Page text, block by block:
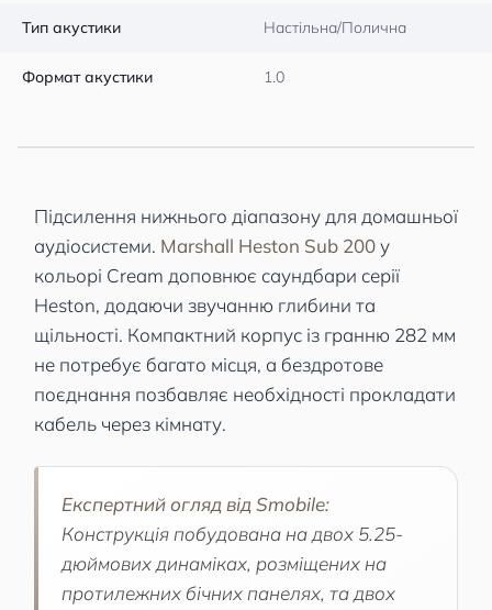
Тип акустики Настільна/Полична
Формат акустики 1.0
Підсилення нижнього діапазону для домашньої
аудіосистеми. Marshall Heston Sub 200у
кольорі Cream доповнює саундбари серії
Heston, додаючи звучанню глибини та
щільності. Компактний корпус із гранню 282 мм
не потребує багато місця, а бездротове
поєднання позбавляє необхідності прокладати
кабель через кімнату.
Експертний огляд від Smobile:
Конструкція побудована на двох 5.25-
дюймових динаміках, розміщених на
протилежних бічних панелях, та двох